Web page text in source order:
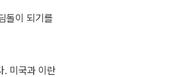
돌이 되기를
. 미국과 이란